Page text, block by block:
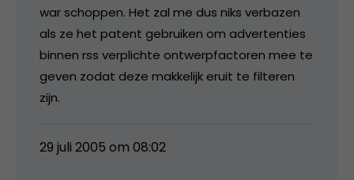
war schoppen. Het zal me dus niks verbazen
als ze het patent gebruiken om advertenties
binnen rss verplichte ontwerpfactoren mee te
geven zodat deze makkelijk eruit te filteren
zijn.
29 juli 2005 om 08:02